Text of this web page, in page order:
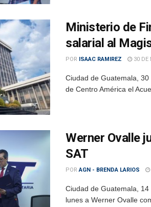
Ministerio de
salarial al
POR ISAAC RAMIREZ 30 DE
Ciudad de Guatemala,
de Centro América el
Werner Ovalle
SAT
POR AGN - BRENDA LARIOS
Ciudad de Guatemala,
lunes a Werner Ovalle